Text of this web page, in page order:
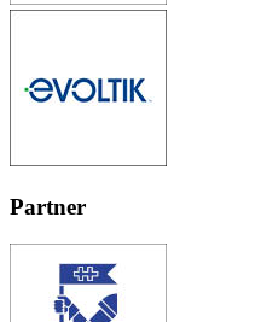
Partner